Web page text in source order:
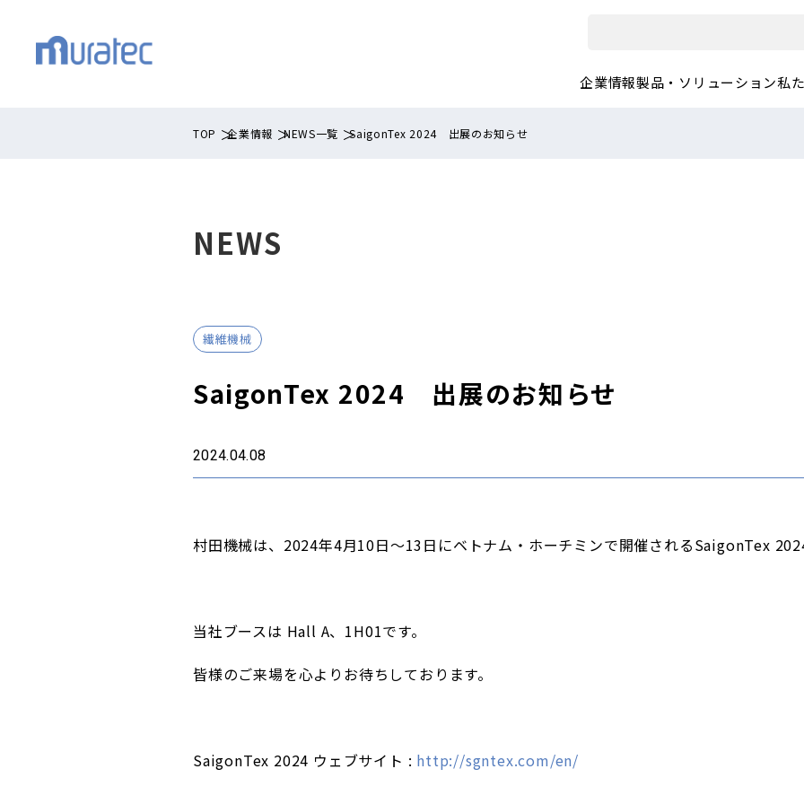
企業情報製品・ソリューション私
TOP 企業情報 NEWS一覧 SaigonTex 2024 出展のお知らせ
NEWS
繊維機械
SaigonTex 2024 出展のお知らせ
2024.04.08
村田機械は、2024年4月10日～13日にベトナム・ホーチミンで開催されるSaigonTex
当社ブースは Hall A、1H01です。
皆様のご来場を心よりお待ちしております。
SaigonTex 2024 ウェブサイト : http://sgntex.com/en/